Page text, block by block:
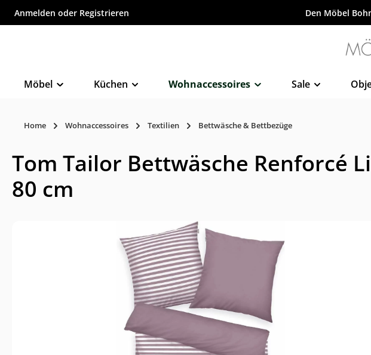
springen
Anmelden oder Registrieren Den Möbel
Möbel Küchen Wohnaccessoires Sale
Home Wohnaccessoires Textilien Bettwäsche & Bettbezüge
Tom Tailor Bettwäsche Renforcé
80 cm